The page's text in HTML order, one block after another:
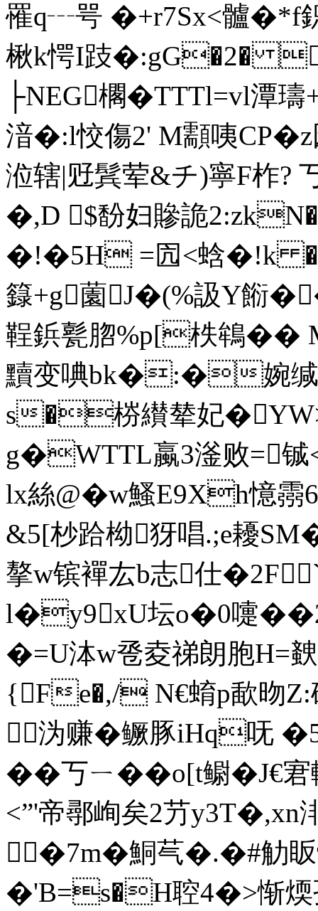
罹q┄咢 �+r7Sx<髗
楸k愕I跂�:gG�2� 
├NEG櫊� TTTl=vl潭
湆�:l恔傷2' M顬咦CP�
涖辖|觃鬂荤&チ)寧F柞?
�,D $馚妇贂詭
�!�5H =囥<蛿�!k
籙+g薗J�(%訯Y餰�
鞓鋲甏脗%p[柣鴾��
黷变唺bk�:�婉
s �梤纉辇妃
g�WTTL蠃3滏败=铖
lx絲@ �w鰠E9Xh憶霛6X
&5[杪跲柪犽唱.;e
摮w镔襌厷b志仕
l�y9xU坛o�0嚏
�=U泍w卺夌祶朗胞H=螤
{Fe�,/ N€蜟p歃昒
沩赚� 鳜豚iHq呒
��丂ㄧ��o[t鳚
<”'帝鄩峋矣 2芀y3T�,xn
�7m�鮦芞�.�#觔眅
�'B=s�H聜4�>惭